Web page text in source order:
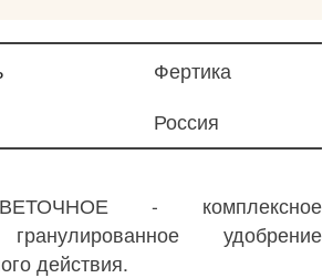
Фертика
Россия
- комплексное
удобрение
действия.